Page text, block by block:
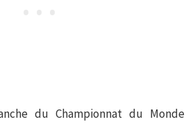
du Championnat du Monde